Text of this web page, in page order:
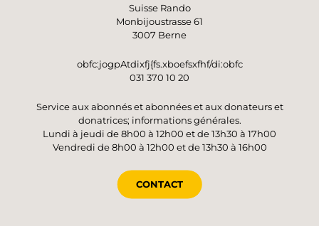
Suisse Rando
Monbijoustrasse 61
3007 Berne
obfc:jogpAtdixfj{fs.xboefsxfhf/di:obfc
031 370 10 20
Service aux abonnés et abonnées et aux donateurs et
donatrices; informations générales.
Lundi à jeudi de 8h00 à 12h00 et de 13h30 à 17h00
Vendredi de 8h00 à 12h00 et de 13h30 à 16h00
CONTACT